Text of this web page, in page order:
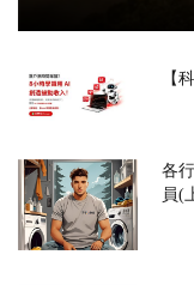
【
各
員(